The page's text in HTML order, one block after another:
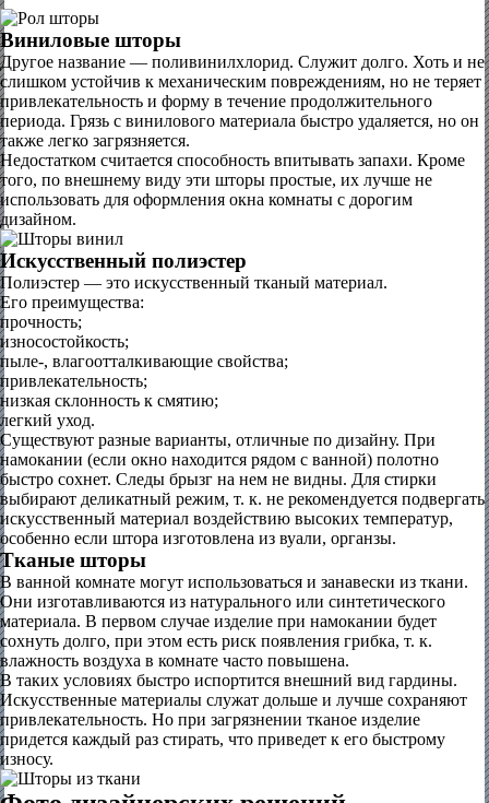
Виниловые шторы
Другое название — поливинилхлорид. Служит долго. Хоть и не
слишком устойчив к механическим повреждениям, но не теряет
привлекательность и форму в течение продолжительного
периода. Грязь с винилового материала быстро удаляется, но он
также легко загрязняется.
Недостатком считается способность впитывать запахи. Кроме
того, по внешнему виду эти шторы простые, их лучше не
использовать для оформления окна комнаты с дорогим
дизайном.
Искусственный полиэстер
Полиэстер — это искусственный тканый материал.
Его преимущества:
прочность;
износостойкость;
пыле-, влагоотталкивающие свойства;
привлекательность;
низкая склонность к смятию;
легкий уход.
Существуют разные варианты, отличные по дизайну. При
намокании (если окно находится рядом с ванной) полотно
быстро сохнет. Следы брызг на нем не видны. Для стирки
выбирают деликатный режим, т. к. не рекомендуется подвергать
искусственный материал воздействию высоких температур,
особенно если штора изготовлена из вуали, органзы.
Тканые шторы
В ванной комнате могут использоваться и занавески из ткани.
Они изготавливаются из натурального или синтетического
материала. В первом случае изделие при намокании будет
сохнуть долго, при этом есть риск появления грибка, т. к.
влажность воздуха в комнате часто повышена.
В таких условиях быстро испортится внешний вид гардины.
Искусственные материалы служат дольше и лучше сохраняют
привлекательность. Но при загрязнении тканое изделие
придется каждый раз стирать, что приведет к его быстрому
износу.